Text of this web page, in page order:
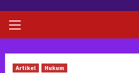
Menu
Artikel Hukum